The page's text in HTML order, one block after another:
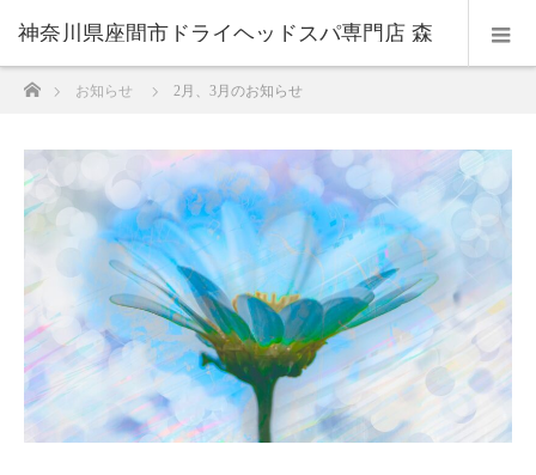
神奈川県座間市ドライヘッドスパ専門店 森
のおと
ホームお知らせ 2月、3月のお知らせ